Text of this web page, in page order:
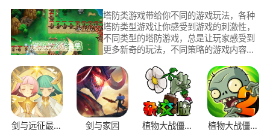
塔防类游戏带给你不同的游戏玩法，各种
塔防类型游戏让你感受到游戏的刺激性，
不同类型的塔防游戏，总是让玩家感受到
更多新奇的玩法，不同策略的游戏内容，
这里体验到不同乐趣，手游TV下载站第一
时间更新最新的塔防类游戏。
剑与远征最新 剑与家园 植物大战僵尸 植物大战僵尸